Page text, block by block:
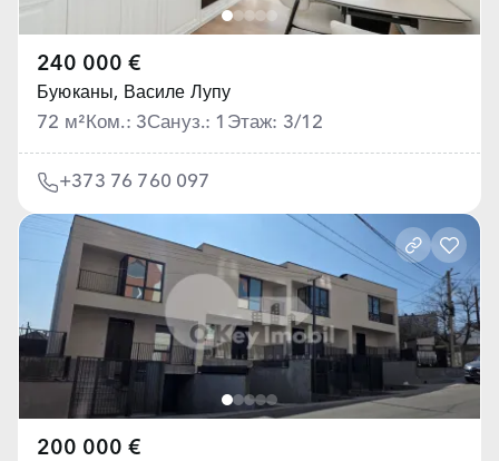
240 000 €
Буюканы, Василе Лупу
72 м² Ком.: 3Сануз.: 1 Этаж: 3/12
+373 76 760 097
200 000 €